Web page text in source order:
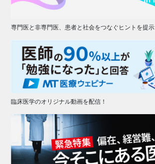
専門医と非専門医、患者と社会をつなぐヒントを提示
臨床医学のオリジナル動画を配信！